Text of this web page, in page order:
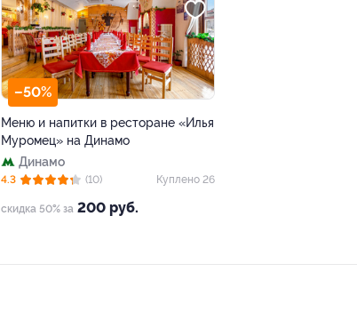
–50%
Меню и напитки в ресторане «Илья
Муромец» на Динамо
Динамо
скидка 50% за 200 руб.
4.3 (10) Куплено 26